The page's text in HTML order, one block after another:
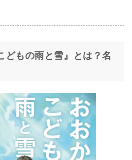
どもの雨と雪』とは？名